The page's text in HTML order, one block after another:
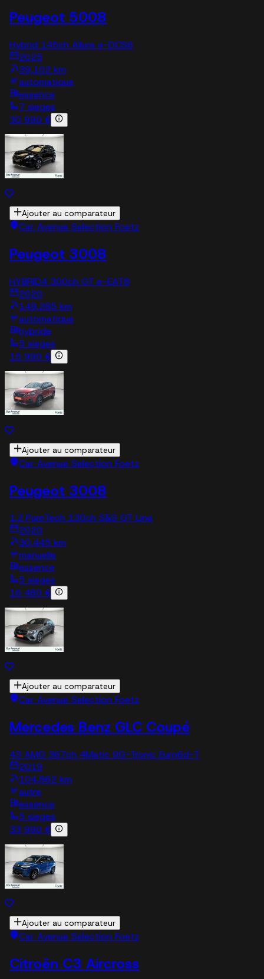
Peugeot 5008
Hybrid 145ch Allure e-DCS6
2025
39,102 km
automatique
essence
7 sieges
30 990 €
Ajouter au comparateur
Car Avenue Selection Foetz
Peugeot 3008
HYBRID4 300ch GT e-EAT8
2020
149,285 km
automatique
hybride
5 sieges
15 990 €
Ajouter au comparateur
Car Avenue Selection Foetz
Peugeot 3008
1.2 PureTech 130ch S&S GT Line
2020
30,445 km
manuelle
essence
5 sieges
16 480 €
Ajouter au comparateur
Car Avenue Selection Foetz
Mercedes Benz GLC Coupé
43 AMG 367ch 4Matic 9G-Tronic Euro6d-T
2019
104,862 km
autre
essence
5 sieges
33 990 €
Ajouter au comparateur
Car Avenue Selection Foetz
Citroën C3 Aircross